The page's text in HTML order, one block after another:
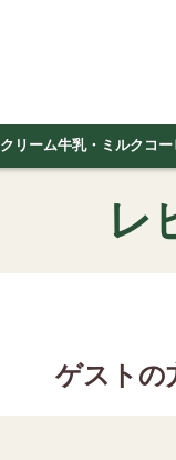
リーム牛乳・ミルクコー
レ
ゲストの